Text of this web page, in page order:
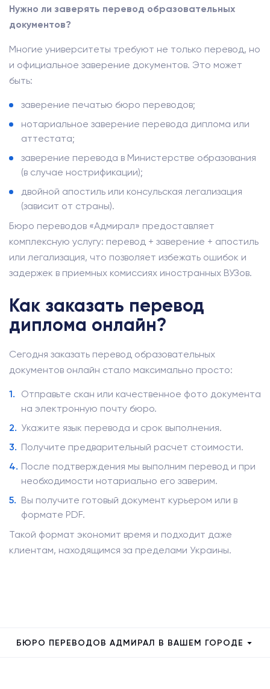
Нужно ли заверять перевод образовательных
документов?
Многие университеты требуют не только перевод, но
и официальное заверение документов. Это может
быть:
заверение печатью бюро переводов;
нотариальное заверение перевода диплома или
аттестата;
заверение перевода в Министерстве образования
(в случае нострификации);
двойной апостиль или консульская легализация
(зависит от страны).
Бюро переводов «Адмирал» предоставляет
комплексную услугу: перевод + заверение + апостиль
или легализация, что позволяет избежать ошибок и
задержек в приемных комиссиях иностранных ВУЗов.
Как заказать перевод
диплома онлайн?
Сегодня заказать перевод образовательных
документов онлайн стало максимально просто:
Отправьте скан или качественное фото документа
на электронную почту бюро.
Укажите язык перевода и срок выполнения.
Получите предварительный расчет стоимости.
После подтверждения мы выполним перевод и при
необходимости нотариально его заверим.
Вы получите готовый документ курьером или в
формате PDF.
Такой формат экономит время и подходит даже
клиентам, находящимся за пределами Украины.
БЮРО ПЕРЕВОДОВ АДМИРАЛ В ВАШЕМ ГОРОДЕ